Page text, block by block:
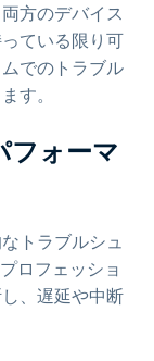
方のデバイス
ている限り可
でのトラブル
す。
フォーマ
トラブルシュ
ロフェッショ
、遅延や中断